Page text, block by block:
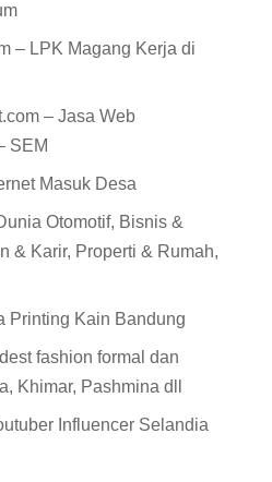
– LPK Magang Kerja di
– Jasa Web
SEM
Masuk Desa
Otomotif, Bisnis &
& Karir, Properti & Rumah,
Printing Kain Bandung
fashion formal dan
Khimar, Pashmina dll
Influencer Selandia